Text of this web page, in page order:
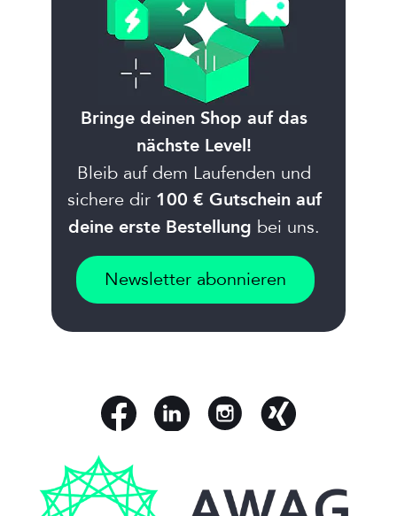
Bringe deinen Shop auf das
nächste Level!
Bleib auf dem Laufenden und
sichere dir 100 € Gutschein auf
deine erste Bestellung bei uns.
Newsletter abonnieren